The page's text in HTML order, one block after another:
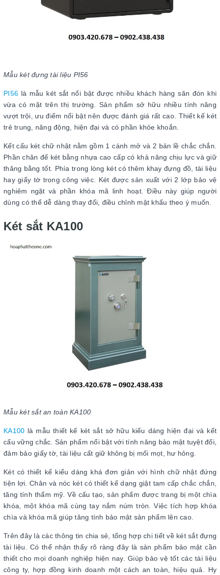
Mẫu két đựng tài liệu PI56
PI56 là mẫu két sắt nổi bật được nhiều khách hàng săn đón khi
vừa có mặt trên thị trường. Sản phẩm sở hữu nhiều tính năng
vượt trội, ưu điểm nổi bật nên được đánh giá rất cao. Thiết kế két
trẻ trung, năng động, hiện đại và có phần khỏe khoắn.
Kết cấu két chữ nhật nằm gồm 1 cánh mở và 2 bản lề chắc chắn.
Phần chân đế két bằng nhựa cao cấp có khả năng chịu lực và giữ
thăng bằng tốt. Phía trong lòng két có thêm khay đựng đồ, tài liệu
hay giấy tờ trong công việc. Két được sản xuất với 2 lớp bảo vệ
nghiêm ngặt và phần khóa mã linh hoạt. Điều này giúp người
dùng có thể dễ dàng thay đổi, điều chỉnh mật khẩu theo ý muốn.
Két sắt KA100
Mẫu két sắt an toàn KA100
KA100 là mẫu thiết kế két sắt sở hữu kiểu dáng hiện đại và kết
cấu vững chắc. Sản phẩm nổi bật với tính năng bảo mật tuyệt đối,
đảm bảo giấy tờ, tài liệu cất giữ không bị mối mọt, hư hỏng.
Két có thiết kế kiểu dáng khá đơn giản với hình chữ nhật đứng
tiện lợi. Chân và nóc két có thiết kế dạng giật tam cấp chắc chắn,
tăng tính thẩm mỹ. Về cấu tạo, sản phẩm được trang bị một chìa
khóa, một khóa mã cùng tay nắm núm tròn. Việc tích hợp khóa
chìa và khóa mã giúp tăng tính bảo mật sản phẩm lên cao.
Trên đây là các thông tin chia sẻ, tổng hợp chi tiết về két sắt đựng
tài liệu. Có thể nhận thấy rõ ràng đây là sản phẩm bảo mật cần
thiết cho mọi doanh nghiệp hiện nay. Giúp bảo vệ tốt các tài liệu
công ty, hợp đồng kinh doanh một cách an toàn, hiệu quả. Hy